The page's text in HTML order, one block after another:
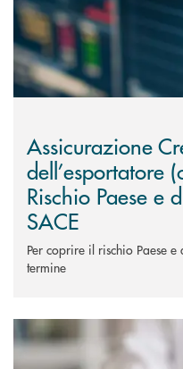
Assicurazione
dell’esportatore
Rischio Paese e
SACE
Per coprire il rischio Paese
termine
Scopri di più Assicurazione per